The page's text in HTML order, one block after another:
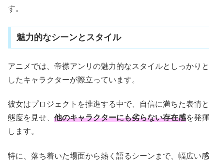
す。
魅力的なシーンとスタイル
アニメでは、帝襟アンリの魅力的なスタイルとしっかりと
したキャラクターが際立っています。
彼女はプロジェクトを推進する中で、自信に満ちた表情と
態度を見せ、 他のキャラクターにも劣らない存在感を発揮
します。
特に、落ち着いた場面から熱く語るシーンまで、幅広い感